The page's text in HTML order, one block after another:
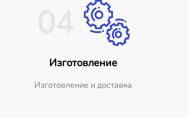
Изготовление
Изготовление и доставка